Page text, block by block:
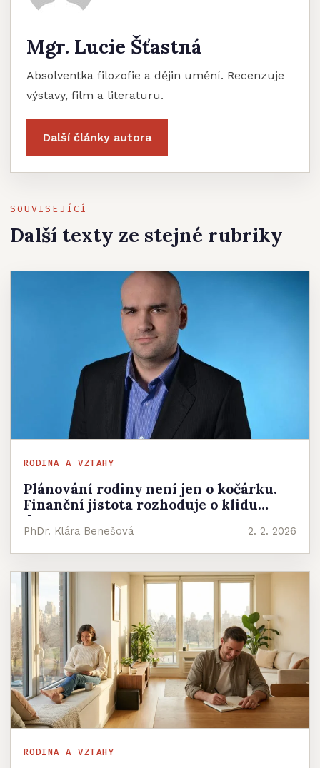
Mgr. Lucie Šťastná
Absolventka filozofie a dějin umění. Recenzuje
výstavy, film a literaturu.
Další články autora
SOUVISEJÍCÍ
Další texty ze stejné rubriky
RODINA A VZTAHY
Plánování rodiny není jen o kočárku.
Finanční jistota rozhoduje o klidu
doma
PhDr. Klára Benešová 2. 2. 2026
RODINA A VZTAHY